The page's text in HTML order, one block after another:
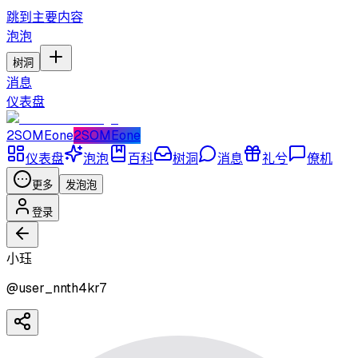
跳到主要内容
泡泡
树洞
消息
仪表盘
2SOMEone2SOMEone
仪表盘
泡泡 百科 树洞 消息 礼兮 僚机
更多 发泡泡
登录
小珏
@user_nnth4kr7